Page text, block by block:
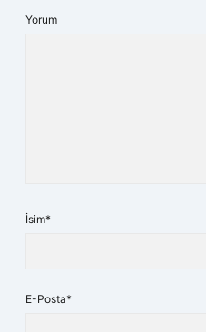
Yorum
İsim*
E-Posta*